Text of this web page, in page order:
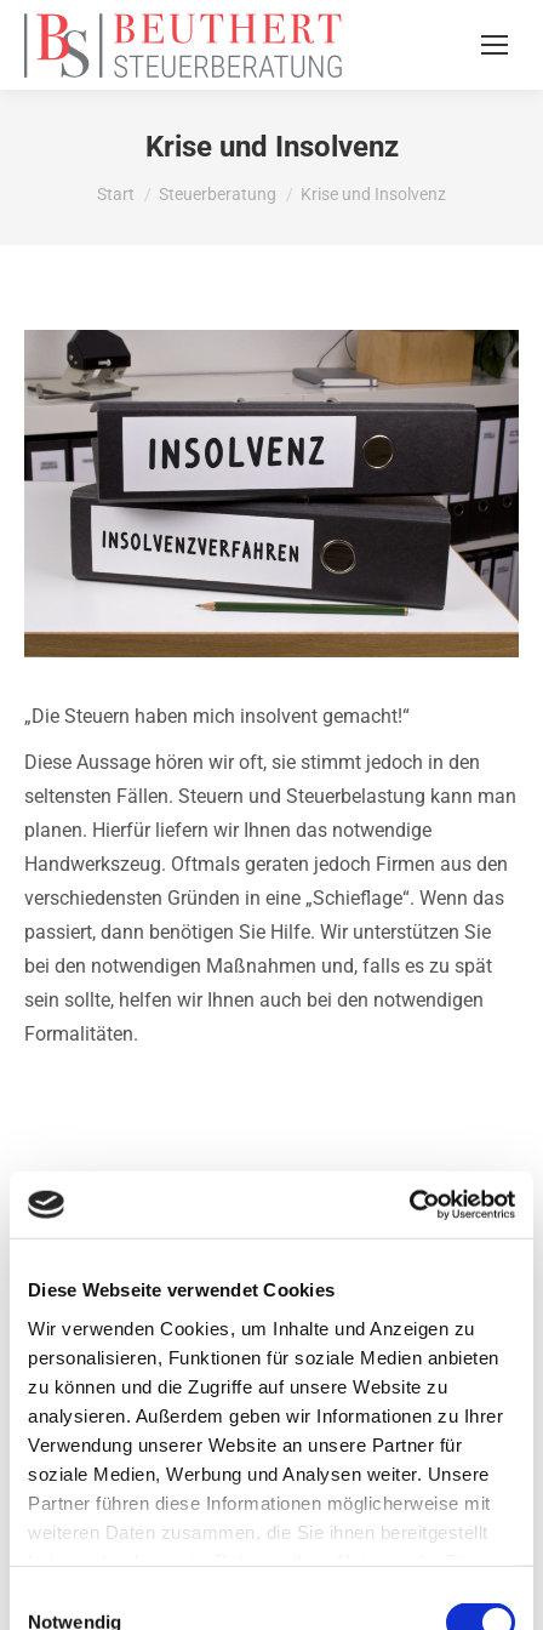
Diese Webseite verwendet Cookies
Wir verwenden Cookies, um Inhalte und Anzeigen zu
personalisieren, Funktionen für soziale Medien anbieten
zu können und die Zugriffe auf unsere Website zu
analysieren. Außerdem geben wir Informationen zu Ihrer
Verwendung unserer Website an unsere Partner für
soziale Medien, Werbung und Analysen weiter. Unsere
Partner führen diese Informationen möglicherweise mit
weiteren Daten zusammen, die Sie ihnen bereitgestellt
Notwendig
Krise und Insolvenz
Sie befinden sich hier:
Start Steuerberatung Krise und Insolvenz
„Die Steuern haben mich insolvent gemacht!“
Diese Aussage hören wir oft, sie stimmt jedoch in den
seltensten Fällen. Steuern und Steuerbelastung kann man
planen. Hierfür liefern wir Ihnen das notwendige
Handwerkszeug. Oftmals geraten jedoch Firmen aus den
verschiedensten Gründen in eine „Schieflage“. Wenn das
passiert, dann benötigen Sie Hilfe. Wir unterstützen Sie
bei den notwendigen Maßnahmen und, falls es zu spät
sein sollte, helfen wir Ihnen auch bei den notwendigen
Formalitäten.
E-Mail *
Telefon *
Nachricht *